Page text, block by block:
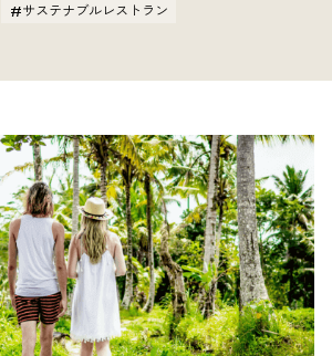
サステナブルレストラン